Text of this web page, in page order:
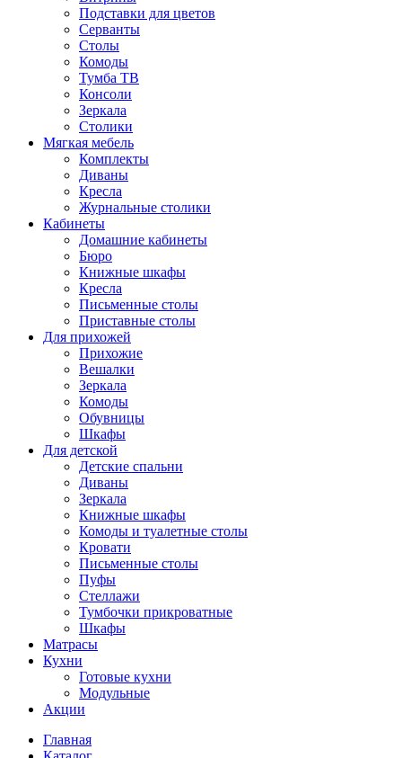
Подставки для цветов
Серванты
Столы
Комоды
Тумба ТВ
Консоли
Зеркала
Столики
Мягкая мебель
Комплекты
Диваны
Кресла
Журнальные столики
Кабинеты
Домашние кабинеты
Бюро
Книжные шкафы
Кресла
Письменные столы
Приставные столы
Для прихожей
Прихожие
Вешалки
Зеркала
Комоды
Обувницы
Шкафы
Для детской
Детские спальни
Диваны
Зеркала
Книжные шкафы
Комоды и туалетные столы
Кровати
Письменные столы
Пуфы
Стеллажи
Тумбочки прикроватные
Шкафы
Матрасы
Кухни
Готовые кухни
Модульные
Акции
Главная